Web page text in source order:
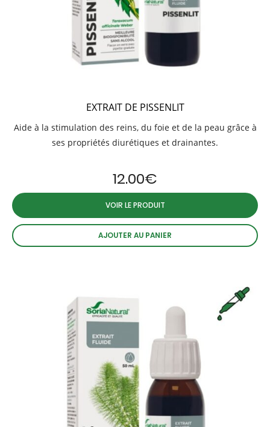
EXTRAIT DE PISSENLIT
Aide à la stimulation des reins, du foie et de la peau grâce à
ses propriétés diurétiques et drainantes.
12.00€
VOIR LE PRODUIT
AJOUTER AU PANIER